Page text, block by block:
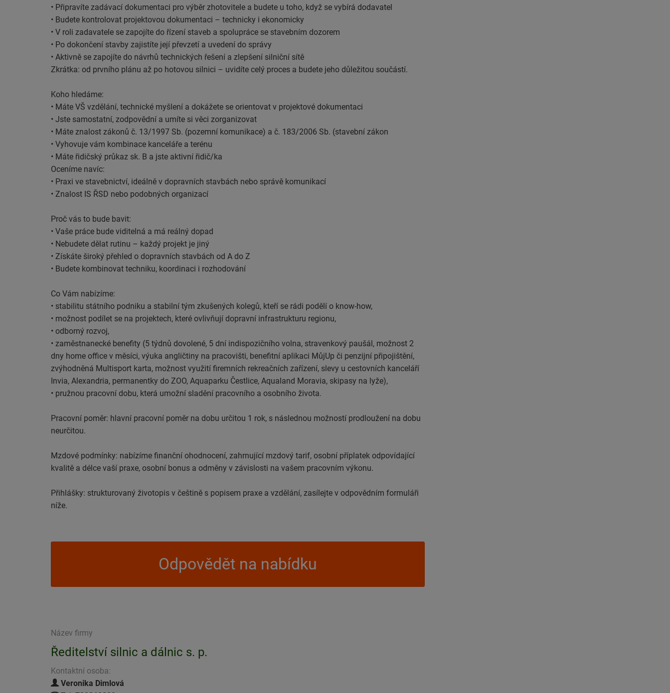
• Připravíte zadávací dokumentaci pro výběr zhotovitele a budete u toho, když se vybírá dodavatel
• Budete kontrolovat projektovou dokumentaci – technicky i ekonomicky
• V roli zadavatele se zapojíte do řízení staveb a spolupráce se stavebním dozorem
• Po dokončení stavby zajistíte její převzetí a uvedení do správy
• Aktivně se zapojíte do návrhů technických řešení a zlepšení silniční sítě
Zkrátka: od prvního plánu až po hotovou silnici – uvidíte celý proces a budete jeho důležitou součástí.
Koho hledáme:
• Máte VŠ vzdělání, technické myšlení a dokážete se orientovat v projektové dokumentaci
• Jste samostatní, zodpovědní a umíte si věci zorganizovat
• Máte znalost zákonů č. 13/1997 Sb. (pozemní komunikace) a č. 183/2006 Sb. (stavební zákon
• Vyhovuje vám kombinace kanceláře a terénu
• Máte řidičský průkaz sk. B a jste aktivní řidič/ka
Oceníme navíc:
• Praxi ve stavebnictví, ideálně v dopravních stavbách nebo správě komunikací
• Znalost IS ŘSD nebo podobných organizací
Proč vás to bude bavit:
• Vaše práce bude viditelná a má reálný dopad
• Nebudete dělat rutinu – každý projekt je jiný
• Získáte široký přehled o dopravních stavbách od A do Z
• Budete kombinovat techniku, koordinaci i rozhodování
Co Vám nabízíme:
• stabilitu státního podniku a stabilní tým zkušených kolegů, kteří se rádi podělí o know-how,
• možnost podílet se na projektech, které ovlivňují dopravní infrastrukturu regionu,
• odborný rozvoj,
• zaměstnanecké benefity (5 týdnů dovolené, 5 dní indispozičního volna, stravenkový paušál, možnost 2
dny home office v měsíci, výuka angličtiny na pracovišti, benefitní aplikaci MůjUp či penzijní připojištění,
zvýhodněná Multisport karta, možnost využití firemních rekreačních zařízení, slevy u cestovních kanceláří
Invia, Alexandria, permanentky do ZOO, Aquaparku Čestlice, Aqualand Moravia, skipasy na lyže),
• pružnou pracovní dobu, která umožní sladění pracovního a osobního života.
Pracovní poměr: hlavní pracovní poměr na dobu určitou 1 rok, s následnou možností prodloužení na dobu
neurčitou.
Mzdové podmínky: nabízíme finanční ohodnocení, zahrnující mzdový tarif, osobní příplatek odpovídající
kvalitě a délce vaší praxe, osobní bonus a odměny v závislosti na vašem pracovním výkonu.
Přihlášky: strukturovaný životopis v češtině s popisem praxe a vzdělání, zasílejte v odpovědním formuláři
níže.
Odpovědět na nabídku
Název firmy
Ředitelství silnic a dálnic s. p.
Kontaktní osoba:
Veronika Dimlová